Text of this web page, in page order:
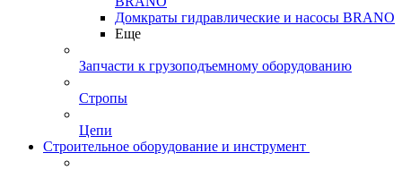
Домкраты гидравлические и насосы BRANO
Еще
Запчасти к грузоподъемному оборудованию
Стропы
Цепи
Строительное оборудование и инструмент